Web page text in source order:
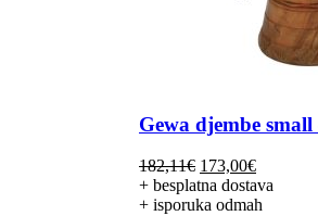
Gewa djembe small
182,11€ Izvorna
cijena
bila
173,00€Trenutna
cijena
je:
+ besplatna dostava
+ isporuka odmah